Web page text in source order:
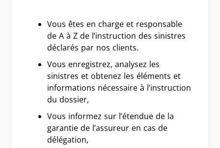
Vous êtes en charge et responsable
de A à Z de l’instruction des sinistres
déclarés par nos clients.
Vous enregistrez, analysez les
sinistres et obtenez les éléments et
informations nécessaire à l’instruction
du dossier,
Vous informez sur l’étendue de la
garantie de l’assureur en cas de
délégation,